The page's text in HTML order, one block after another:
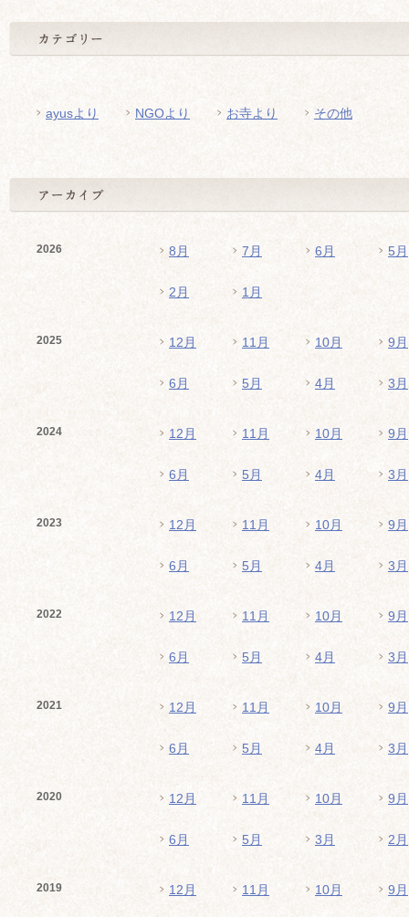
ayusより NGOより お寺より その他
2026 8月 7月 6月 5月
2月 1月
2025 12月 11月 10月 9月
6月 5月 4月 3月
2024 12月 11月 10月 9月
6月 5月 4月 3月
2023 12月 11月 10月 9月
6月 5月 4月 3月
2022 12月 11月 10月 9月
6月 5月 4月 3月
2021 12月 11月 10月 9月
6月 5月 4月 3月
2020 12月 11月 10月 9月
6月 5月 3月 2月
2019 12月 11月 10月 9月